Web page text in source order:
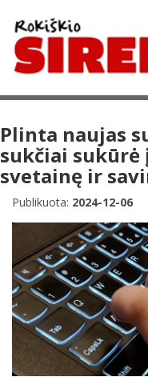
Plinta naujas
sukčiai sukūrė
svetainę ir
Publikuota: 2024-12-06